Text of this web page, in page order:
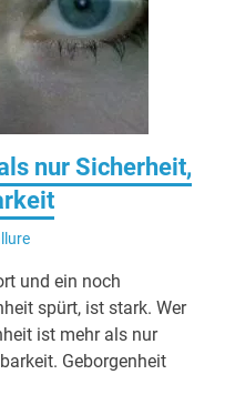
nur Sicherheit,
und ein noch
spürt, ist stark. Wer
ist mehr als nur
Geborgenheit